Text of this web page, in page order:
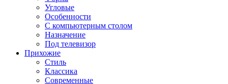
Угловые
Особенности
С компьютерным столом
Назначение
Под телевизор
Прихожие
Стиль
Классика
Современные